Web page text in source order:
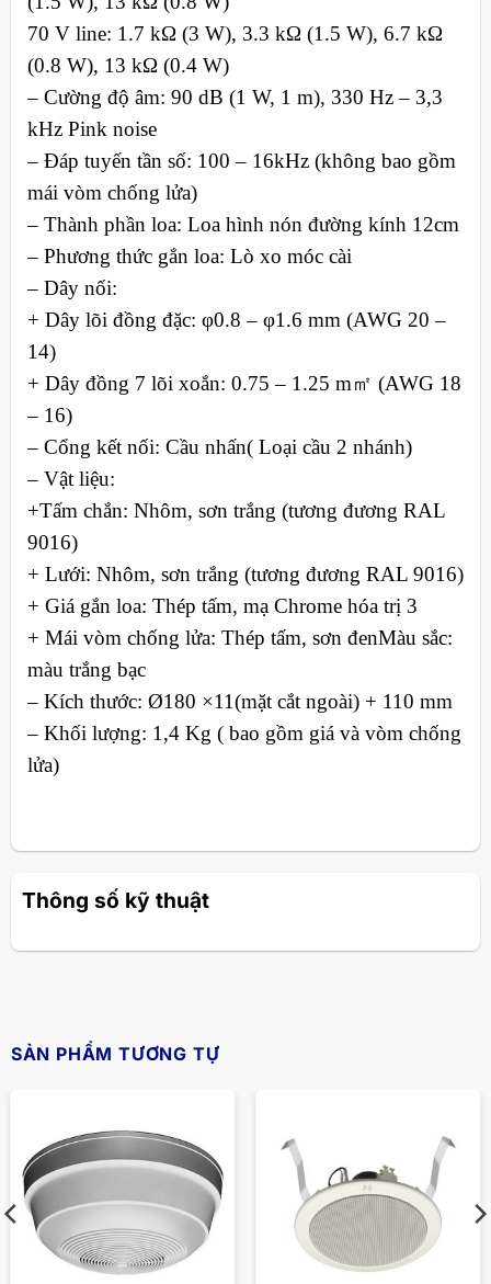
70 V line: 1.7 kΩ (3 W), 3.3 kΩ (1.5 W), 6.7 kΩ
(0.8 W), 13 kΩ (0.4 W)
– Cường độ âm: 90 dB (1 W, 1 m), 330 Hz – 3,3
kHz Pink noise
– Đáp tuyến tần số: 100 – 16kHz (không bao gồm
mái vòm chống lửa)
– Thành phần loa: Loa hình nón đường kính 12cm
– Phương thức gắn loa: Lò xo móc cài
– Dây nối:
+ Dây lõi đồng đặc: φ0.8 – φ1.6 mm (AWG 20 –
14)
+ Dây đồng 7 lõi xoắn: 0.75 – 1.25 m㎡ (AWG 18
– 16)
– Cổng kết nối: Cầu nhấn( Loại cầu 2 nhánh)
– Vật liệu:
+Tấm chắn: Nhôm, sơn trắng (tương đương RAL
9016)
+ Lưới: Nhôm, sơn trắng (tương đương RAL 9016)
+ Giá gắn loa: Thép tấm, mạ Chrome hóa trị 3
+ Mái vòm chống lửa: Thép tấm, sơn đenMàu sắc:
màu trắng bạc
– Kích thước: Ø180 ×11(mặt cắt ngoài) + 110 mm
– Khối lượng: 1,4 Kg ( bao gồm giá và vòm chống
lửa)
Thông số kỹ thuật
SẢN PHẨM TƯƠNG TỰ